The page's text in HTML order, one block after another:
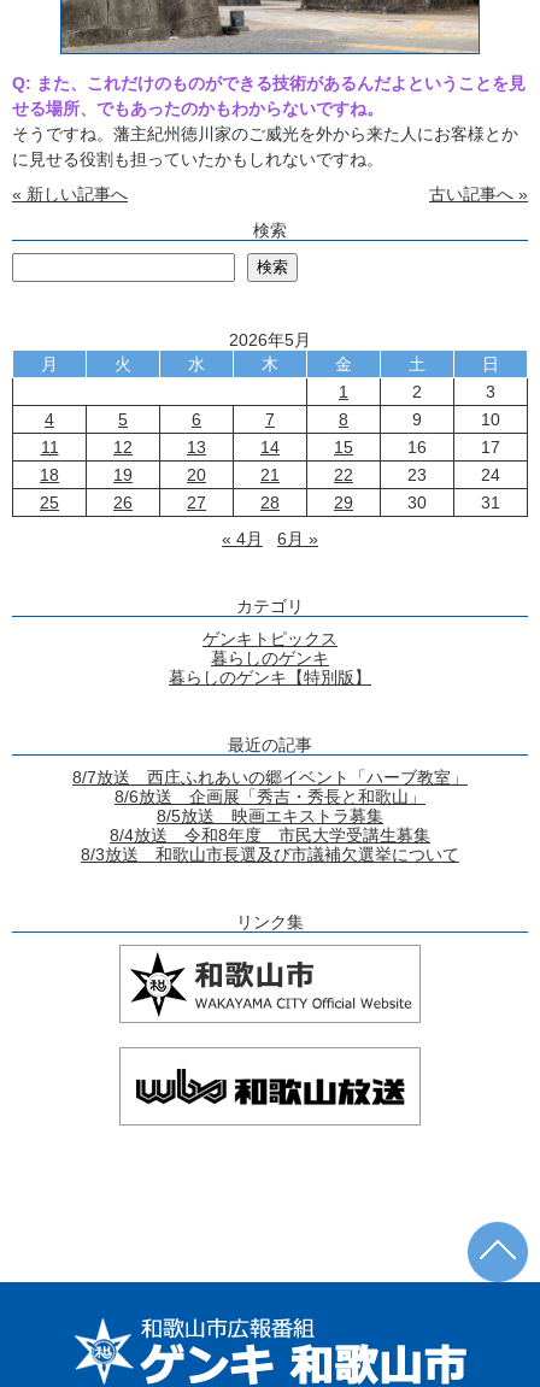
Q: また、これだけのものができる技術があるんだよということを見
せる場所、でもあったのかもわからないですね。
そうですね。藩主紀州徳川家のご威光を外から来た人にお客様とか
に見せる役割も担っていたかもしれないですね。
« 新しい記事へ
古い記事へ »
検索
検索
2026年5月
月
火 水 木 金 土
日
1
2
3
4
5 6 7 8 9
10
11
12 13 14 15 16
17
18
19 20 21 22 23
24
25
26 27 28 29 30
31
« 4月
6月 »
カテゴリ
ゲンキトピックス
暮らしのゲンキ
暮らしのゲンキ【特別版】
最近の記事
8/7放送 西庄ふれあいの郷イベント「ハーブ教室」
8/6放送 企画展「秀吉・秀長と和歌山」
8/5放送 映画エキストラ募集
8/4放送 令和8年度 市民大学受講生募集
8/3放送 和歌山市長選及び市議補欠選挙について
リンク集